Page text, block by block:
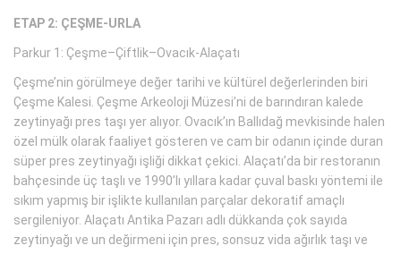
ETAP 2: ÇEŞME-URLA
Parkur 1: Çeşme–Çiftlik–Ovacık-Alaçatı
Çeşme’nin görülmeye değer tarihi ve kültürel değerlerinden biri
Çeşme Kalesi. Çeşme Arkeoloji Müzesi’ni de barındıran kalede
zeytinyağı pres taşı yer alıyor. Ovacık’ın Ballıdağ mevkisinde halen
özel mülk olarak faaliyet gösteren ve cam bir odanın içinde duran
süper pres zeytinyağı işliği dikkat çekici. Alaçatı’da bir restoranın
bahçesinde üç taşlı ve 1990’lı yıllara kadar çuval baskı yöntemi ile
sıkım yapmış bir işlikte kullanılan parçalar dekoratif amaçlı
sergileniyor. Alaçatı Antika Pazarı adlı dükkanda çok sayıda
zeytinyağı ve un değirmeni için pres, sonsuz vida ağırlık taşı ve